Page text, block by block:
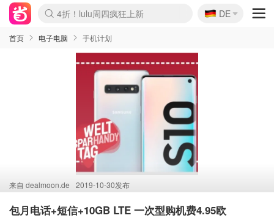
Boticinal 夏促开抢！
4折！lulu周四疯狂上新
还没结束！&OtherStories大促
Joybuy变相75折 随时失效
速领！Stanley独家85折
疑似霸哥！Camper额外叠85折
Zalando 奥莱闪促！每日更新
Moncler反季囤！5折起+叠9折
Coach Brooklyn仅€192
🇩🇪
DE
首页 电子电脑 手机计划
来自 dealmoon.de 2019-10-30发布
包月电话+短信+10GB LTE 一次型购机费4.95欧